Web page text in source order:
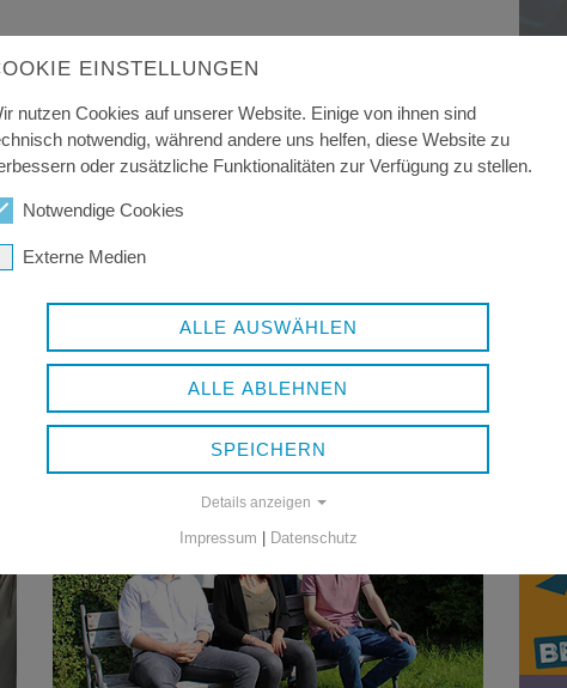
Wir freuen uns, von Ihnen zu
möglich"
Praktika und aktuelle Stellenangebote
EINSTELLUNGEN
nutzen Cookies auf unserer Website. Einige von ihnen sind
notwendig, während andere uns helfen, diese Website zu
oder zusätzliche Funktionalitäten zur Verfügung zu stellen.
Notwendige Cookies
Externe Medien
ALLE AUSWÄHLEN
ALLE ABLEHNEN
SPEICHERN
Details anzeigen
Impressum | Datenschutz